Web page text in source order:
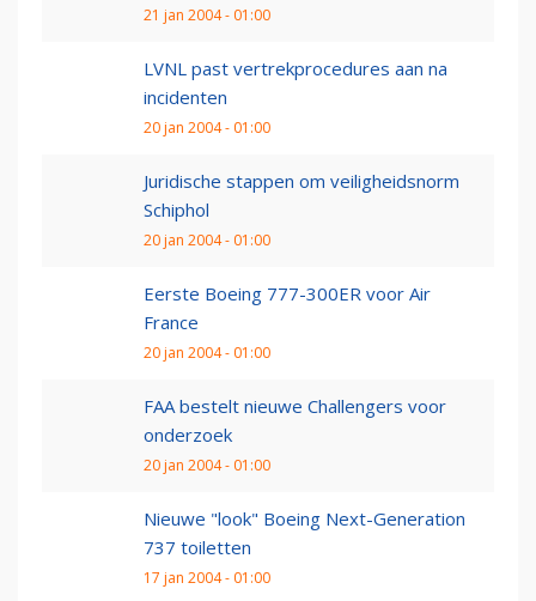
21 jan 2004 - 01:00
LVNL past vertrekprocedures aan na
incidenten
20 jan 2004 - 01:00
Juridische stappen om veiligheidsnorm
Schiphol
20 jan 2004 - 01:00
Eerste Boeing 777-300ER voor Air
France
20 jan 2004 - 01:00
FAA bestelt nieuwe Challengers voor
onderzoek
20 jan 2004 - 01:00
Nieuwe "look" Boeing Next-Generation
737 toiletten
17 jan 2004 - 01:00